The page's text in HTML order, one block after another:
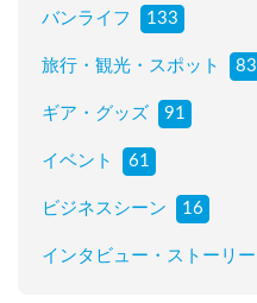
バンライフ 133
旅行・観光・スポット 83
ギア・グッズ 91
イベント 61
ビジネスシーン 16
インタビュー・ストーリー